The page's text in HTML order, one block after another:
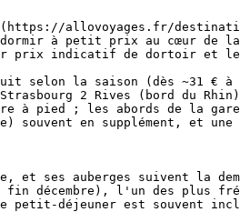
allovoyages.fr/
dormir à petit prix au cœur
prix indicatif de dortoir et
selon la saison (dès ~31 € à
2 Rives (bord du
à pied ; les abords de la
en supplément, et une
et ses auberges suivent la
fin décembre), l'un des plus
petit-déjeuner est souvent